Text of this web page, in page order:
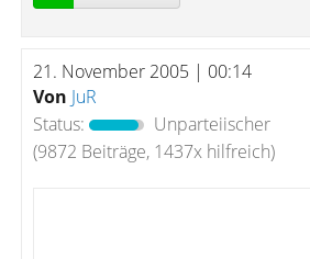
21. November 2005 | 00:14
Von JuR
Status:
Unparteiischer
(9872 Beiträge, 1437x hilfreich)